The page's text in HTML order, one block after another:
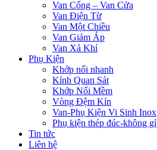
Van Cổng – Van Cửa
Van Điện Từ
Van Một Chiều
Van Giảm Áp
Van Xả Khí
Phụ Kiện
Khớp nối nhanh
Kính Quan Sát
Khớp Nối Mềm
Vòng Đệm Kín
Van-Phụ Kiện Vi Sinh Inox
Phụ kiện thép đúc-không gỉ
Tin tức
Liên hệ